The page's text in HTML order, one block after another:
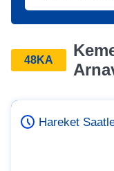
48KA
Hareket